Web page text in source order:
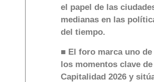
el papel de las
medianas en las
del tiempo.
■ El foro marca uno de
los momentos clave
Capitalidad 2026 y